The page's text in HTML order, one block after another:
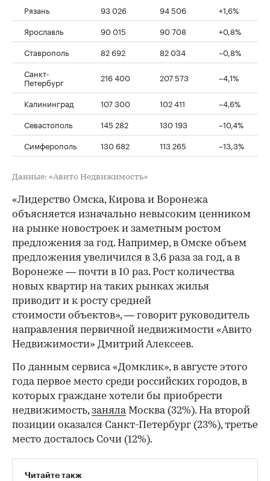
Рязань
93 026 94 506
+1,6%
Ярославль
90 015 90 708
+0,8%
Ставрополь
82 692 82 034
–0,8%
Санкт-
Петербург 216 400 207 573 –4,1%
Калининград 107 300 102 411
–4,6%
Севастополь
145 282 130 193
–10,4%
Симферополь
130 682 113 265 –13,3%
Данные: «Авито Недвижимость»
«Лидерство Омска, Кирова и Воронежа
объясняется изначально невысоким ценником
на рынке новостроек и заметным ростом
предложения за год. Например, в Омске объем
предложения увеличился в 3,6 раза за год, а в
Воронеже — почти в 10 раз. Рост количества
новых квартир на таких рынках жилья
приводит и к росту средней
стоимости объектов», — говорит руководитель
направления первичной недвижимости «Авито
Недвижимости» Дмитрий Алексеев.
По данным сервиса «Домклик», в августе этого
года первое место среди российских городов, в
которых граждане хотели бы приобрести
недвижимость,занялаМосква (32%). На второй
позиции оказался Санкт-Петербург (23%), третье
место досталось Сочи (12%).
Читайте такж